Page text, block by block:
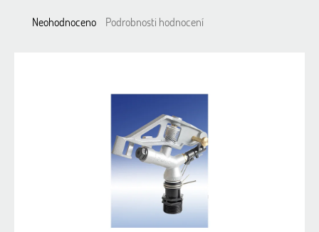
Průměrné
Neohodnoceno Podrobnosti hodnocení